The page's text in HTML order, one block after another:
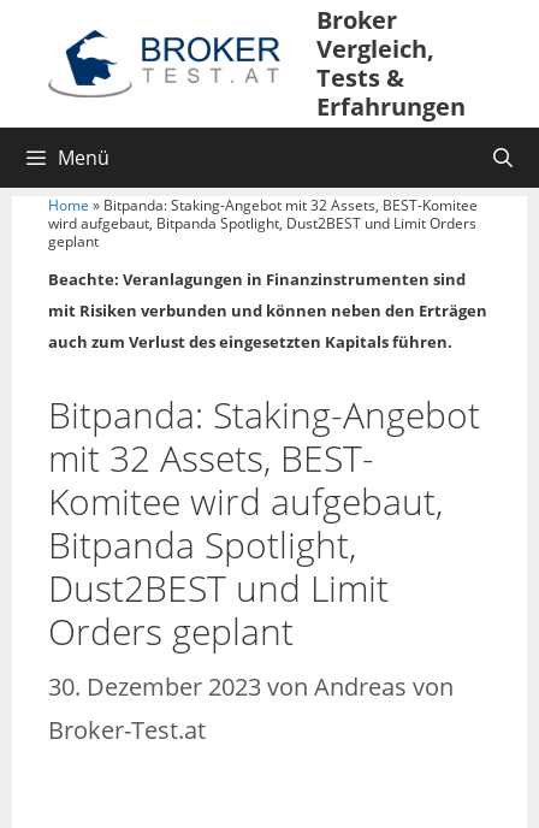
Broker
Vergleich,
Tests &
Erfahrungen
Menü
Home » Bitpanda: Staking-Angebot mit 32 Assets, BEST-Komitee
wird aufgebaut, Bitpanda Spotlight, Dust2BEST und Limit Orders
geplant
Beachte: Veranlagungen in Finanzinstrumenten sind
mit Risiken verbunden und können neben den Erträgen
auch zum Verlust des eingesetzten Kapitals führen.
Bitpanda: Staking-Angebot
mit 32 Assets, BEST-
Komitee wird aufgebaut,
Bitpanda Spotlight,
Dust2BEST und Limit
Orders geplant
30. Dezember 2023von Andreas von
Broker-Test.at